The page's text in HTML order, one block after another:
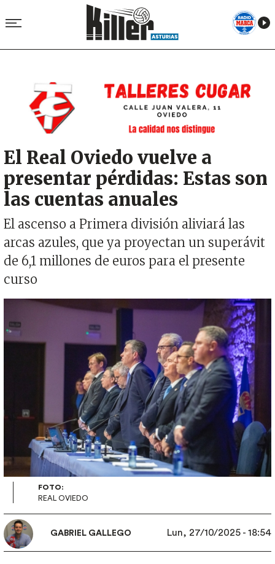
El Real Oviedo vuelve a
presentar pérdidas: Estas son
las cuentas anuales
El ascenso a Primera división aliviará las
arcas azules, que ya proyectan un superávit
de 6,1 millones de euros para el presente
curso
Imagen
FOTO:
REAL OVIEDO
GABRIEL GALLEGO Lun, 27/10/2025 - 18:54